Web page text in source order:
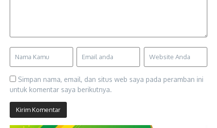
Simpan nama, email, dan situs web saya pada peramban ini
untuk komentar saya berikutnya.